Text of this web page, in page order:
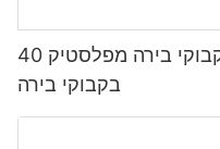
הצטרפו לארגז אחסון בקבוקי בירה מפלסטיק 40
בקבוקי בירה